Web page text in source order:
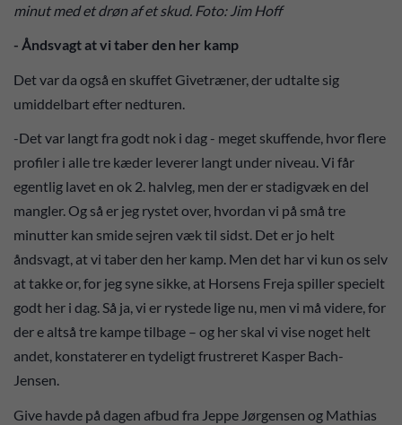
minut med et drøn af et skud. Foto: Jim Hoff
- Åndsvagt at vi taber den her kamp
Det var da også en skuffet Givetræner, der udtalte sig
umiddelbart efter nedturen.
-Det var langt fra godt nok i dag - meget skuffende, hvor flere
profiler i alle tre kæder leverer langt under niveau. Vi får
egentlig lavet en ok 2. halvleg, men der er stadigvæk en del
mangler. Og så er jeg rystet over, hvordan vi på små tre
minutter kan smide sejren væk til sidst. Det er jo helt
åndsvagt, at vi taber den her kamp. Men det har vi kun os selv
at takke or, for jeg syne sikke, at Horsens Freja spiller specielt
godt her i dag. Så ja, vi er rystede lige nu, men vi må videre, for
der e altså tre kampe tilbage – og her skal vi vise noget helt
andet, konstaterer en tydeligt frustreret Kasper Bach-
Jensen.
Give havde på dagen afbud fra Jeppe Jørgensen og Mathias